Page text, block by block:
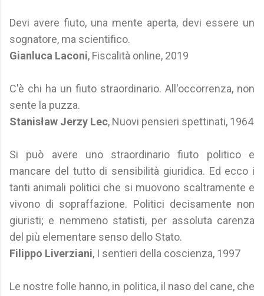
Devi avere fiuto, una mente aperta, devi essere un
sognatore, ma scientifico.
Gianluca Laconi, Fiscalità online, 2019
C'è chi ha un fiuto straordinario. All'occorrenza, non
sente la puzza.
Stanisław Jerzy Lec, Nuovi pensieri spettinati, 1964
Si può avere uno straordinario fiuto politico e
mancare del tutto di sensibilità giuridica. Ed ecco i
tanti animali politici che si muovono scaltramente e
vivono di sopraffazione. Politici decisamente non
giuristi; e nemmeno statisti, per assoluta carenza
del più elementare senso dello Stato.
Filippo Liverziani, I sentieri della coscienza, 1997
Le nostre folle hanno, in politica, il naso del cane, che